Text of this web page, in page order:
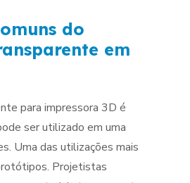
do
em
para impressora 3D é
ser utilizado em uma
Uma das utilizações mais
Projetistas